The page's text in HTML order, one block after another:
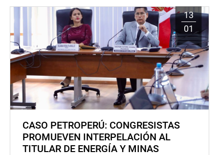
13
01
CASO PETROPERÚ: CONGRESISTAS
PROMUEVEN INTERPELACIÓN AL
TITULAR DE ENERGÍA Y MINAS